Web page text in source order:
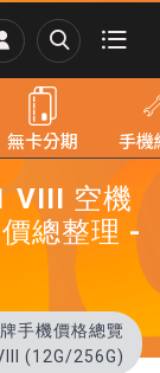
VIII 空機
總整理 -
手機價格總覽
(12G/256G)
無卡分期 手機